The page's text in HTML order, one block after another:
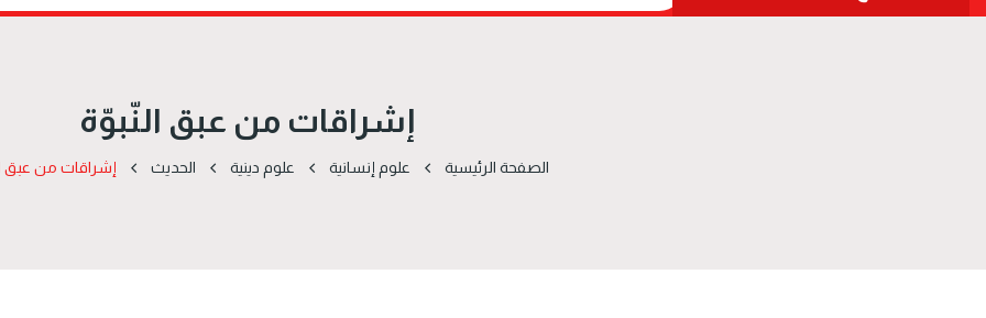
إشراقات من عبق النّبوّة
الصفحة الرئيسية علوم إنسانية علوم دينية الحدیث إشراقات من عبق